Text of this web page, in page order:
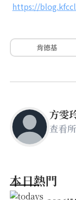
https://
肯德基
方雯
查看
本日熱門